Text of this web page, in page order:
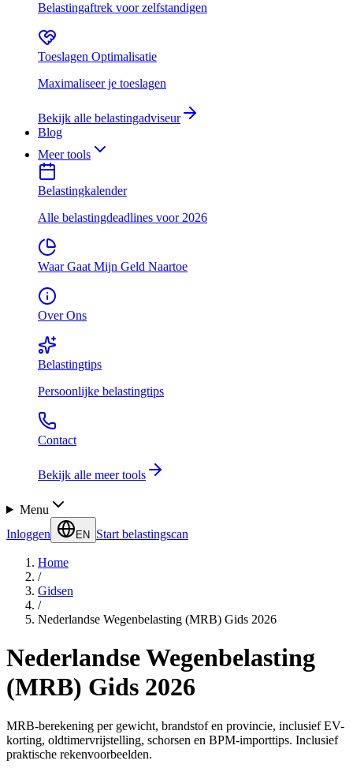
Belastingaftrek voor zelfstandigen
Toeslagen Optimalisatie
Maximaliseer je toeslagen
Bekijk alle belastingadviseur
Blog
Meer tools
Belastingkalender
Alle belastingdeadlines voor 2026
Waar Gaat Mijn Geld Naartoe
Over Ons
Belastingtips
Persoonlijke belastingtips
Contact
Bekijk alle meer tools
Menu
Inloggen
EN Start belastingscan
Home
/
Gidsen
/
Nederlandse Wegenbelasting (MRB) Gids 2026
Nederlandse Wegenbelasting
(MRB) Gids 2026
MRB-berekening per gewicht, brandstof en provincie, inclusief EV-
korting, oldtimervrijstelling, schorsen en BPM-importtips. Inclusief
praktische rekenvoorbeelden.